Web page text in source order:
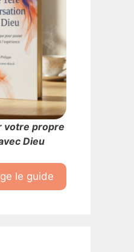
votre propre
Dieu
le guide